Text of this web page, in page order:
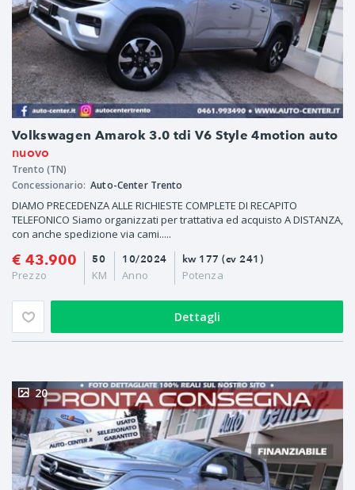
Volkswagen Amarok 3.0 tdi V6 Style 4motion auto
nuovo
Trento (TN)
Concessionario: Auto-Center Trento
DIAMO PRECEDENZA ALLE RICHIESTE COMPLETE DI RECAPITO
TELEFONICO Siamo organizzati per trattativa ed acquisto A DISTANZA,
con anche spedizione via cami.....
€ 43.900
Prezzo
10/2024
Anno
50
KM
kw 177 (cv 241)
Potenza
Dettagli
20